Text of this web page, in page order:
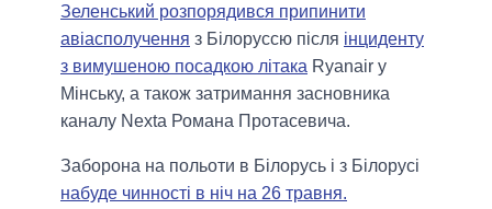
Зеленський розпорядився припинити
авіасполучення з Білоруссю після інциденту
з вимушеною посадкою літака Ryanair у
Мінську, а також затримання засновника
каналу Nexta Романа Протасевича.
Заборона на польоти в Білорусь і з Білорусі
набуде чинності в ніч на 26 травня.